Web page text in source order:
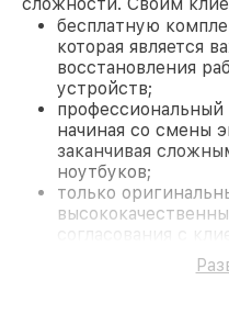
бесплатную
которая является
восстановления
устройств;
начиная со смены
заканчивая
ноутбуков;
только
согласования с
На все работы и
предоставляется